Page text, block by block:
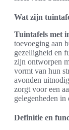
Wat zijn
Tuintafels met
toevoeging aan
gezelligheid en
zijn ontworpen
vormt van hun
avonden
zorgt voor een
gelegenheden in
Definitie en